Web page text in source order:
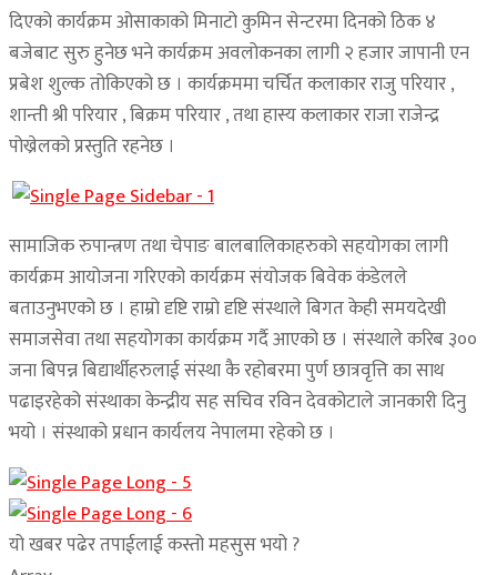
दिएको कार्यक्रम ओसाकाको मिनाटो कुमिन सेन्टरमा दिनको ठिक ४
बजेबाट सुरु हुनेछ भने कार्यक्रम अवलोकनका लागी २ हजार जापानी एन
प्रबेश शुल्क तोकिएको छ । कार्यक्रममा चर्चित कलाकार राजु परियार ,
शान्ती श्री परियार , बिक्रम परियार , तथा हास्य कलाकार राजा राजेन्द्र
पोख्रेलको प्रस्तुति रहनेछ ।
सामाजिक रुपान्त्रण तथा चेपाङ बालबालिकाहरुको सहयोगका लागी
कार्यक्रम आयोजना गरिएको कार्यक्रम संयोजक बिवेक कंडेलले
बताउनुभएको छ । हाम्रो दृष्टि राम्रो दृष्टि संस्थाले बिगत केही समयदेखी
समाजसेवा तथा सहयोगका कार्यक्रम गर्दै आएको छ । संस्थाले करिब ३००
जना बिपन्न बिद्यार्थीहरुलाई संस्था कै रहोबरमा पुर्ण छात्रवृत्ति का साथ
पढाइरहेको संस्थाका केन्द्रीय सह सचिव रविन देवकोटाले जानकारी दिनु
भयो । संस्थाको प्रधान कार्यलय नेपालमा रहेको छ ।
यो खबर पढेर तपाईलाई कस्तो महसुस भयो ?